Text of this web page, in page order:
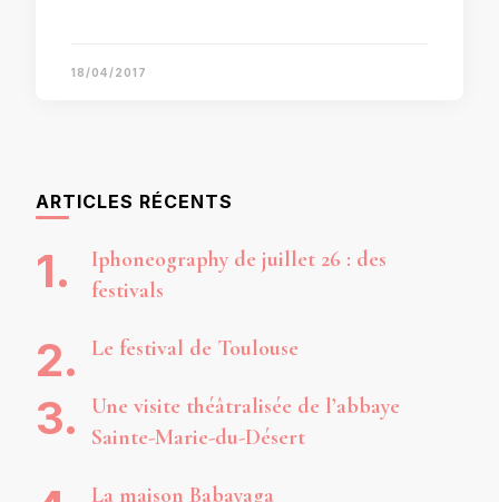
18/04/2017
ARTICLES RÉCENTS
Iphoneography de juillet 26 : des
festivals
Le festival de Toulouse
Une visite théâtralisée de l’abbaye
Sainte-Marie-du-Désert
La maison Babayaga